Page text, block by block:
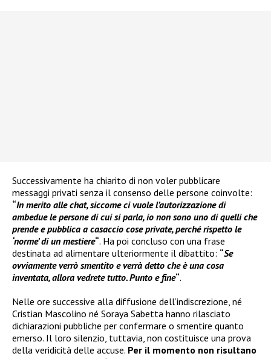
Successivamente ha chiarito di non voler pubblicare
messaggi privati senza il consenso delle persone coinvolte:
“In merito alle chat, siccome ci vuole l’autorizzazione di
ambedue le persone di cui si parla, io non sono uno di quelli che
prende e pubblica a casaccio cose private, perché rispetto le
‘norme’ di un mestiere“. Ha poi concluso con una frase
destinata ad alimentare ulteriormente il dibattito: “Se
ovviamente verrò smentito e verrà detto che è una cosa
inventata, allora vedrete tutto. Punto e fine“.
Nelle ore successive alla diffusione dell’indiscrezione, né
Cristian Mascolino né Soraya Sabetta hanno rilasciato
dichiarazioni pubbliche per confermare o smentire quanto
emerso. Il loro silenzio, tuttavia, non costituisce una prova
della veridicità delle accuse. Per il momento non risultano